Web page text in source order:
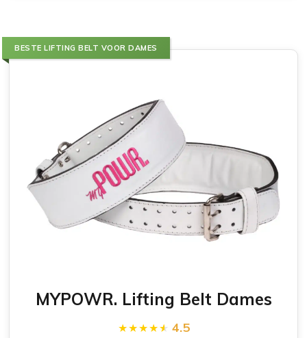
BESTE LIFTING BELT VOOR DAMES
MYPOWR. Lifting Belt Dames
4.5